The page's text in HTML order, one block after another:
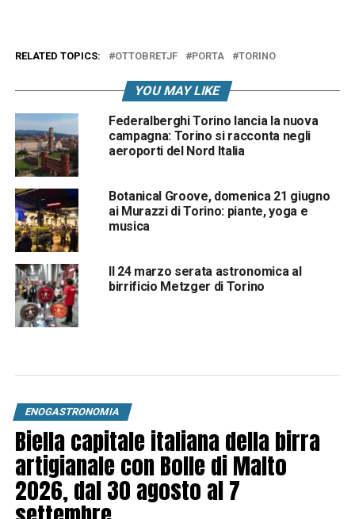
RELATED TOPICS: OTTOBRETJF PORTA TORINO
YOU MAY LIKE
Federalberghi Torino lancia la nuova
campagna: Torino si racconta negli
aeroporti del Nord Italia
Botanical Groove, domenica 21 giugno
ai Murazzi di Torino: piante, yoga e
musica
Il 24 marzo serata astronomica al
birrificio Metzger di Torino
ENOGASTRONOMIA
Biella capitale italiana della birra
artigianale con Bolle di Malto
2026, dal 30 agosto al 7